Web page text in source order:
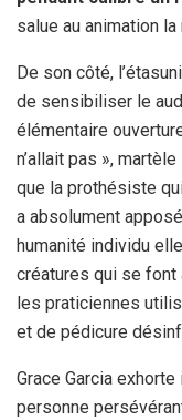
salue au animation
De son côté,
de sensibiliser le
élémentaire
n’allait pas »,
que la prothésiste
a absolument
humanité individu
créatures qui se font
les praticiennes
et de pédicure
Grace Garcia
personne